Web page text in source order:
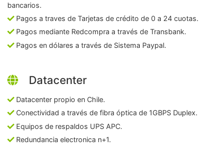
bancarios.
Pagos a traves de Tarjetas de crédito de 0 a 24 cuotas.
Pagos mediante Redcompra a través de Transbank.
Pagos en dólares a través de Sistema Paypal.
Datacenter
Datacenter propio en Chile.
Conectividad a través de fibra óptica de 1GBPS Duplex.
Equipos de respaldos UPS APC.
Redundancia electronica n+1.